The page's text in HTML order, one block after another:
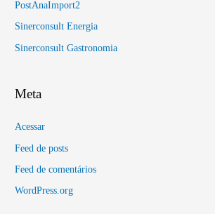
PostAnaImport2
Sinerconsult Energia
Sinerconsult Gastronomia
Meta
Acessar
Feed de posts
Feed de comentários
WordPress.org